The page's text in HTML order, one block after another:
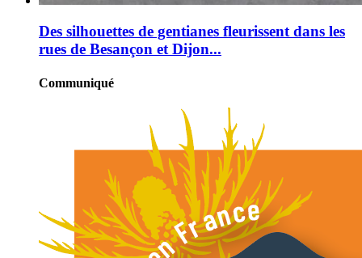
Des silhouettes de gentianes fleurissent dans les
rues de Besançon et Dijon...
Communiqué